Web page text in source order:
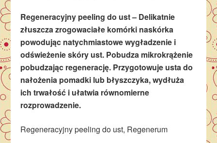
Regeneracyjny peeling do ust – Delikatnie
złuszcza zrogowaciałe komórki naskórka
powodując natychmiastowe wygładzenie i
odświeżenie skóry ust. Pobudza mikrokrążenie
pobudzając regenerację. Przygotowuje usta do
nałożenia pomadki lub błyszczyka, wydłuża
ich trwałość i ułatwia równomierne
rozprowadzenie.
Regeneracyjny peeling do ust, Regenerum